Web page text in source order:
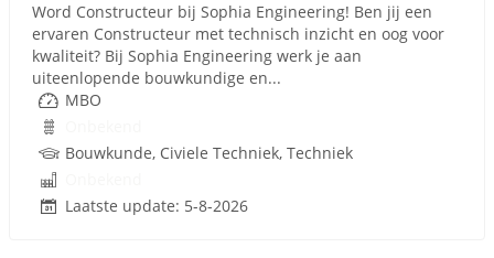
Word Constructeur bij Sophia Engineering! Ben jij een
ervaren Constructeur met technisch inzicht en oog voor
kwaliteit? Bij Sophia Engineering werk je aan
uiteenlopende bouwkundige en...
MBO
Bouwkunde, Civiele Techniek, Techniek
Laatste update: 5-8-2026